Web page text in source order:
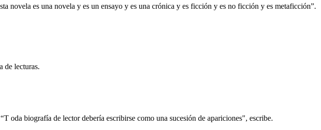
novela es una novela y es un ensayo y es una crónica y es ficción y es no ficción y es metaficción”.
de lecturas.
oda biografía de lector debería escribirse como una sucesión de apariciones", escribe.